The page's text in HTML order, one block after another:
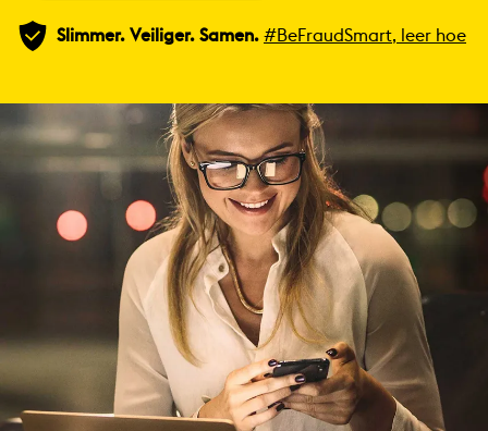
Slimmer. Veiliger. Samen. #BeFraudSmart, leer hoe